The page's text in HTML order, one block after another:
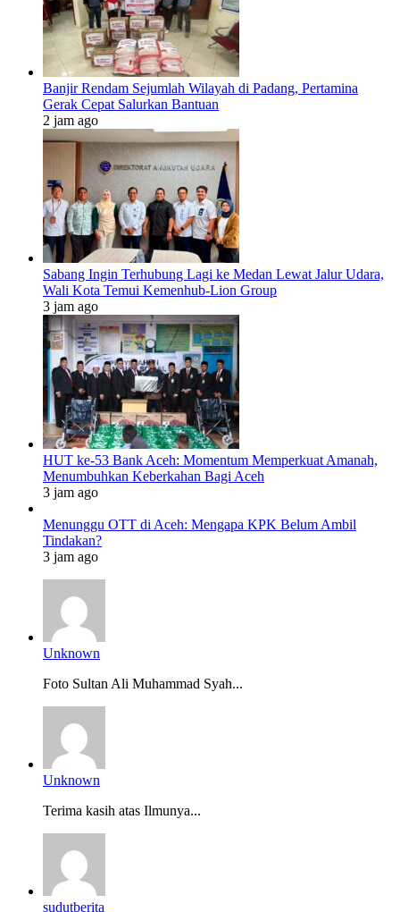
Banjir Rendam Sejumlah Wilayah di Padang, Pertamina
Gerak Cepat Salurkan Bantuan
2 jam ago
Sabang Ingin Terhubung Lagi ke Medan Lewat Jalur Udara,
Wali Kota Temui Kemenhub-Lion Group
3 jam ago
HUT ke-53 Bank Aceh: Momentum Memperkuat Amanah,
Menumbuhkan Keberkahan Bagi Aceh
3 jam ago
Menunggu OTT di Aceh: Mengapa KPK Belum Ambil
Tindakan?
3 jam ago
Unknown
Foto Sultan Ali Muhammad Syah...
Unknown
Terima kasih atas Ilmunya...
sudutberita